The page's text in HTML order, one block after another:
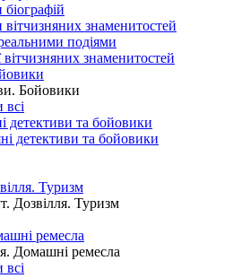
знаменитостей
реальними подіями
вітчизняних знаменитостей
Бойовики
всі
детективи та бойовики
детективи та бойовики
Туризм
Дозвілля. Туризм
ремесла
Домашні ремесла
всі